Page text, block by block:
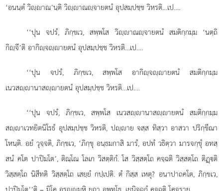
‘อนนฺตํ วิฺาณ’นฺติ วิฺาณฺจายตนํ อุปสมฺปชฺช วิหรติ…เป….
‘‘ปุน จปรํ, ภิกฺขเว, สพฺพโส วิฺาณฺจายตนํ สมติกฺกมฺม ‘นตฺถิ
กิฺจี’ติ อากิฺจฺายตนํ อุปสมฺปชฺช วิหรติ…เป….
‘‘ปุน จปรํ, ภิกฺขเว, สพฺพโส อากิฺจฺายตนํ สมติกฺกมฺม
เนวสฺานาสฺายตนํ อุปสมฺปชฺช วิหรติ…เป….
‘‘ปุน จปรํ, ภิกฺขเว, สพฺพโส เนวสฺานาสฺายตนํ สมติกฺกมฺม
สฺาเวทยิตนิโรธํ อุปสมฺปชฺช วิหรติ, ปฺาย จสฺส ทิสฺวา อาสวา ปริกฺขีณา
โหนฺติ. อยํ วุจฺจติ, ภิกฺขเว, ‘ภิกฺขุ อนฺธมกาสิ มารํ, อปทํ วธิตฺวา มารจกฺขุํ อทสฺ
สนํ คโต ปาปิมโต’, ติณฺโณ โลเก วิสตฺติกํ. โส วิสฺสตฺโถ คจฺฉติ วิสฺสตฺโถ ติฏฺติ
วิสฺสตฺโถ นิสีทติ วิสฺสตฺโถ เสยฺยํ กปฺเปติ. ตํ กิสฺส เหตุ? อนาปาถคโต, ภิกฺขเว,